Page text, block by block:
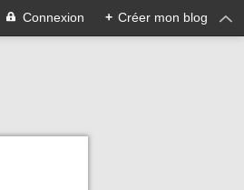
Connexion + Créer mon blog